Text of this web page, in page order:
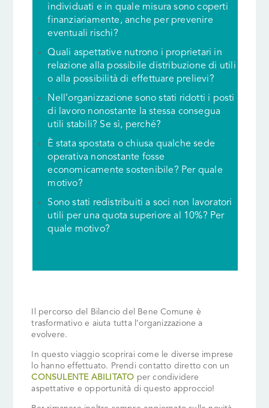
individuati e in quale misura sono coperti
finanziariamente, anche per prevenire
eventuali rischi?
Quali aspettative nutrono i proprietari in
relazione alla possibile distribuzione di utili
o alla possibilità di effettuare prelievi?
Nell’organizzazione sono stati ridotti i posti
di lavoro nonostante la stessa consegua
utili stabili? Se sì, perché?
È stata spostata o chiusa qualche sede
operativa nonostante fosse
economicamente sostenibile? Per quale
motivo?
Sono stati redistribuiti a soci non lavoratori
utili per una quota superiore al 10%? Per
quale motivo?
Il percorso del Bilancio del Bene Comune è
trasformativo e aiuta tutta l’organizzazione a
evolvere.
In questo viaggio scoprirai come le diverse imprese
lo hanno effettuato. Prendi contatto diretto con un
CONSULENTE ABILITATO per condividere
aspettative e opportunità di questo approccio!